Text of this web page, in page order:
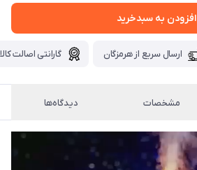
افزودن به سبدخرید
ارسال سریع از هرمزگان گارانتی اصالت کالا
مشخصات دیدگاه‌ها